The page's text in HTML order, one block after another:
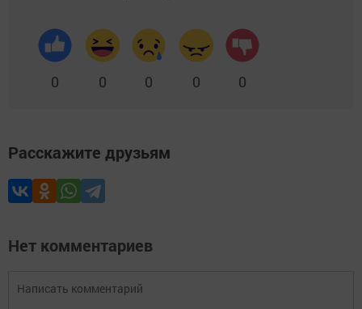
0 0 0 0 0
Расскажите друзьям
Нет комментариев